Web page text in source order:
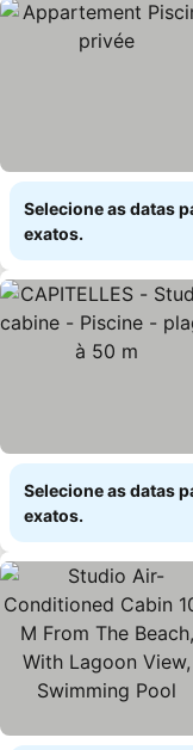
Selecione as datas
exatos.
Selecione as datas
exatos.